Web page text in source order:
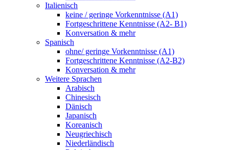
Italienisch
keine / geringe Vorkenntnisse (A1)
Fortgeschrittene Kenntnisse (A2- B1)
Konversation & mehr
Spanisch
ohne/ geringe Vorkenntnisse (A1)
Fortgeschrittene Kenntnisse (A2-B2)
Konversation & mehr
Weitere Sprachen
Arabisch
Chinesisch
Dänisch
Japanisch
Koreanisch
Neugriechisch
Niederländisch